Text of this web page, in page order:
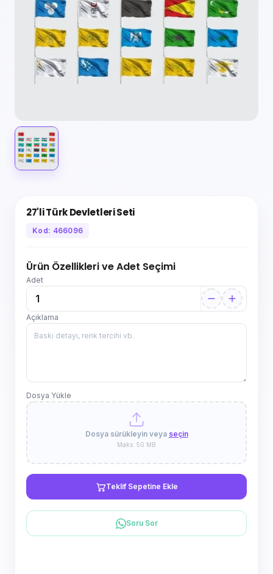
27'li Türk Devletleri Seti
Kod: 466096
Ürün Özellikleri ve Adet Seçimi
Adet
Açıklama
Dosya Yükle
Dosya sürükleyin veya seçin
Maks. 50 MB
Teklif Sepetine Ekle
Soru Sor